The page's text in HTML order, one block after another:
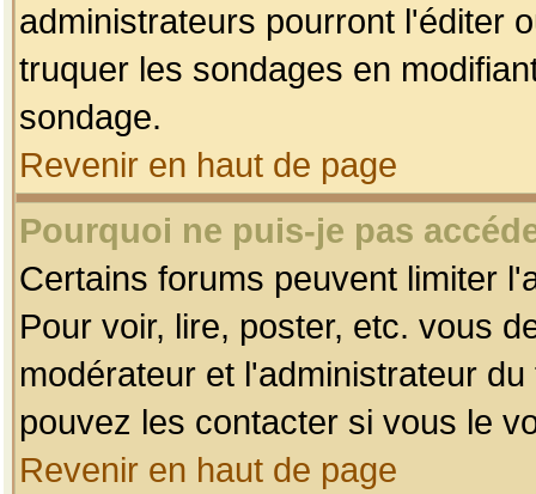
administrateurs pourront l'éditer
truquer les sondages en
sondage.
Revenir en haut de page
Pourquoi ne puis-je pas
Certains forums peuvent limiter
Pour voir, lire, poster, etc. vous
modérateur et l'administrateur
pouvez les contacter si vous le
Revenir en haut de page